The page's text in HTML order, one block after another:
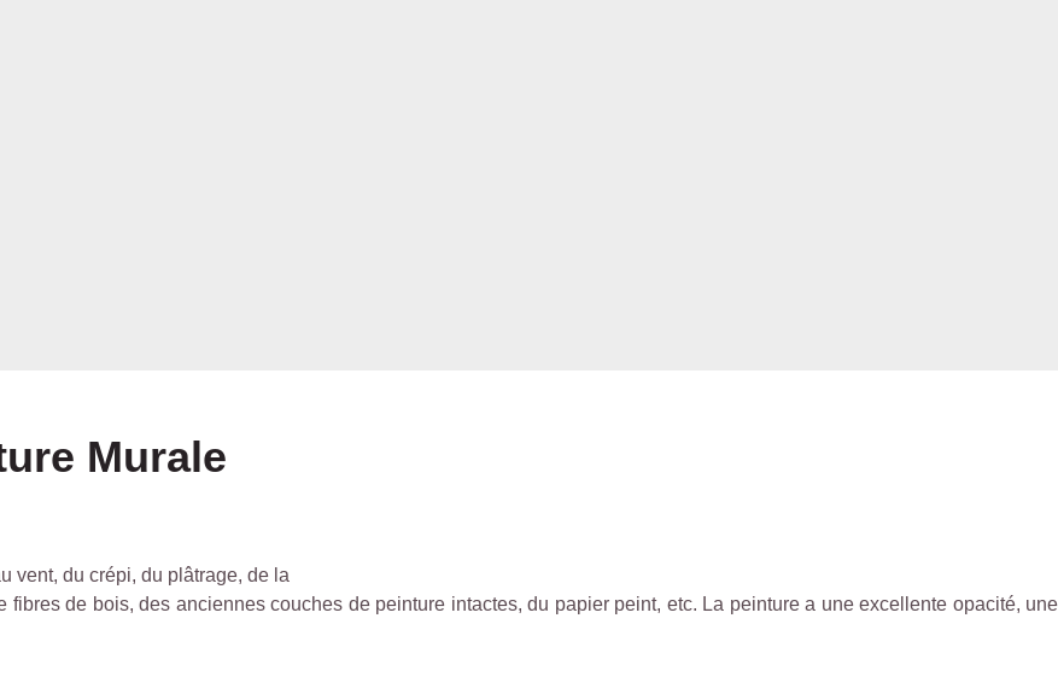
Murale
vent, du crépi, du plâtrage, de la
de bois, des anciennes couches de peinture intactes, du papier peint, etc. La peinture a une excellente opacité, une